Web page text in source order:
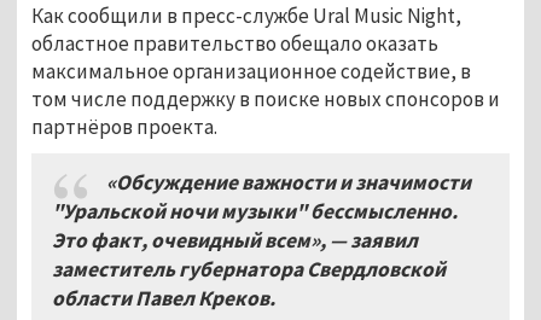
Как сообщили в пресс-службе Ural Music Night,
областное правительство обещало оказать
максимальное организационное содействие, в
том числе поддержку в поиске новых спонсоров и
партнёров проекта.
«Обсуждение важности и значимости
"Уральской ночи музыки" бессмысленно.
Это факт, очевидный всем», — заявил
заместитель губернатора Свердловской
области Павел Креков.